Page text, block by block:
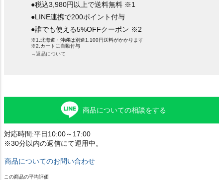
●税込3,980円以上で送料無料 ※1
●LINE連携で200ポイント付与
●誰でも使える5%OFFクーポン ※2
※1.北海道・沖縄は別途1,100円送料がかかります
※2.カートに自動付与
→返品について
商品についての相談をする
対応時間:平日10:00～17:00
※30分以内の返信にて運用中。
商品についてのお問い合わせ